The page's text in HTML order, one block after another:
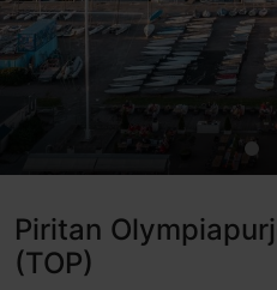
Piritan
(TOP)